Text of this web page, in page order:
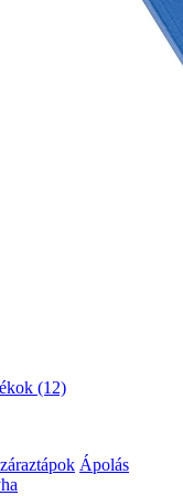
(12)
Ápolás